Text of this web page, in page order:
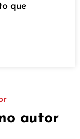
que
autor